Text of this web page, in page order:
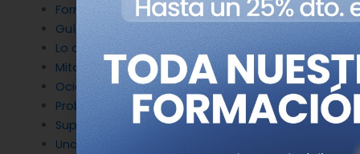
Formación
Guías
Lo que nos hace humanos
Mitos destruidos por la Genética
Ocio y Genética
Problemas de genética
Superpoderes Genéticos
Uncategorized